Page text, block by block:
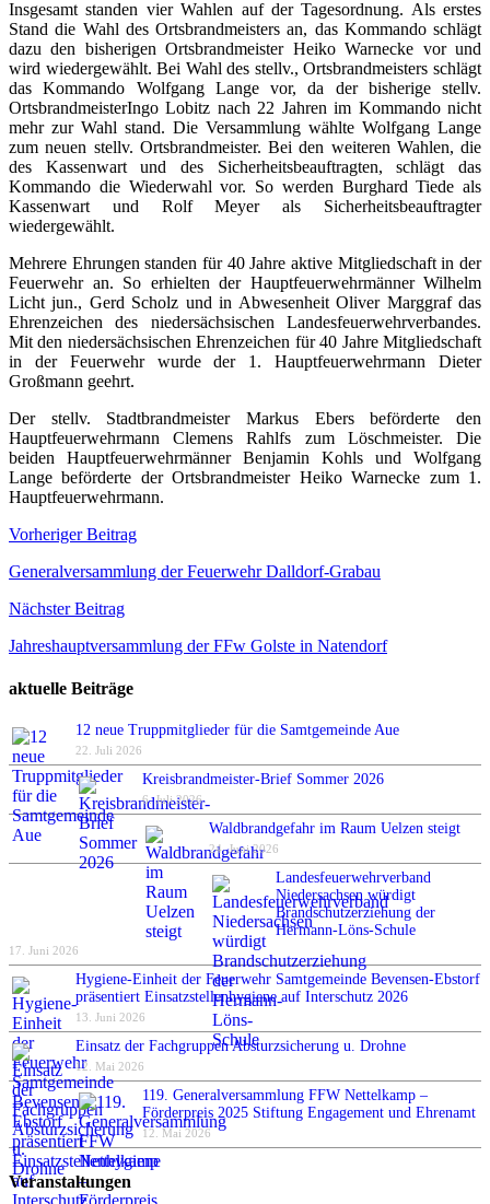
Insgesamt standen vier Wahlen auf der Tagesordnung. Als erstes
Stand die Wahl des Ortsbrandmeisters an, das Kommando schlägt
dazu den bisherigen Ortsbrandmeister Heiko Warnecke vor und
wird wiedergewählt. Bei Wahl des stellv., Ortsbrandmeisters schlägt
das Kommando Wolfgang Lange vor, da der bisherige stellv.
OrtsbrandmeisterIngo Lobitz nach 22 Jahren im Kommando nicht
mehr zur Wahl stand. Die Versammlung wählte Wolfgang Lange
zum neuen stellv. Ortsbrandmeister. Bei den weiteren Wahlen, die
des Kassenwart und des Sicherheitsbeauftragten, schlägt das
Kommando die Wiederwahl vor. So werden Burghard Tiede als
Kassenwart und Rolf Meyer als Sicherheitsbeauftragter
wiedergewählt.
Mehrere Ehrungen standen für 40 Jahre aktive Mitgliedschaft in der
Feuerwehr an. So erhielten der Hauptfeuerwehrmänner Wilhelm
Licht jun., Gerd Scholz und in Abwesenheit Oliver Marggraf das
Ehrenzeichen des niedersächsischen Landesfeuerwehrverbandes.
Mit den niedersächsischen Ehrenzeichen für 40 Jahre Mitgliedschaft
in der Feuerwehr wurde der 1. Hauptfeuerwehrmann Dieter
Großmann geehrt.
Der stellv. Stadtbrandmeister Markus Ebers beförderte den
Hauptfeuerwehrmann Clemens Rahlfs zum Löschmeister. Die
beiden Hauptfeuerwehrmänner Benjamin Kohls und Wolfgang
Lange beförderte der Ortsbrandmeister Heiko Warnecke zum 1.
Hauptfeuerwehrmann.
Beitragsnavigation
Vorheriger Beitrag
Generalversammlung der Feuerwehr Dalldorf-Grabau
Nächster Beitrag
Jahreshauptversammlung der FFw Golste in Natendorf
aktuelle Beiträge
12 neue Truppmitglieder für die Samtgemeinde Aue
22. Juli 2026
Kreisbrandmeister-Brief Sommer 2026
6. Juli 2026
Waldbrandgefahr im Raum Uelzen steigt
24. Juni 2026
Landesfeuerwehrverband
Niedersachsen würdigt
Brandschutzerziehung der
Hermann-Löns-Schule
17. Juni 2026
Hygiene-Einheit der Feuerwehr Samtgemeinde Bevensen-Ebstorf
präsentiert Einsatzstellenhygiene auf Interschutz 2026
13. Juni 2026
Einsatz der Fachgruppen Absturzsicherung u. Drohne
12. Mai 2026
119. Generalversammlung FFW Nettelkamp –
Förderpreis 2025 Stiftung Engagement und Ehrenamt
12. Mai 2026
Veranstaltungen